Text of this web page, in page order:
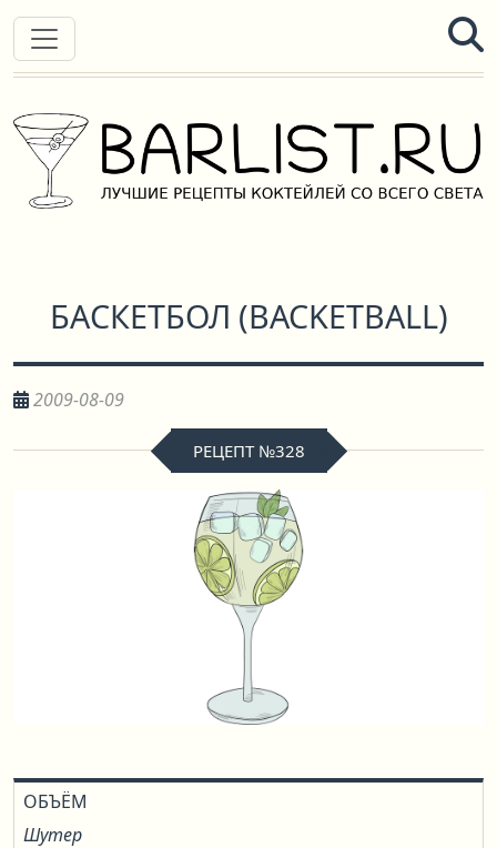
БАСКЕТБОЛ (BACKETBALL)
2009-08-09
РЕЦЕПТ №328
ОБЪЁМ
Шутер